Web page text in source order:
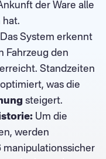
der Ware alle
hat.
Das System erkennt
Fahrzeug den
Standzeiten
was die
steigert.
Um die
werden
manipulationssicher